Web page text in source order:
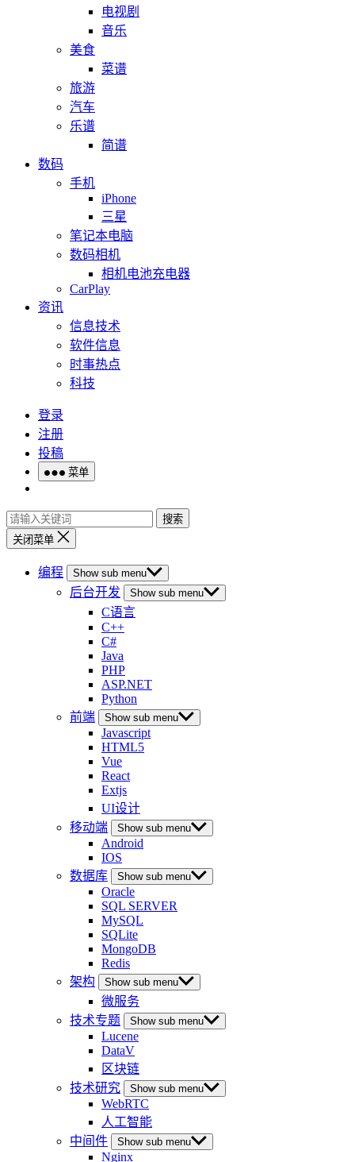
电视剧
音乐
美食
菜谱
旅游
汽车
乐谱
简谱
数码
手机
iPhone
三星
笔记本电脑
数码相机
相机电池充电器
CarPlay
资讯
信息技术
软件信息
时事热点
科技
登录
注册
投稿
菜单
搜索
关闭菜单
编程 Show sub menu
后台开发 Show sub menu
C语言
C++
C#
Java
PHP
ASP.NET
Python
前端
Show sub menu
Javascript
HTML5
Vue
React
Extjs
UI设计
移动端
Show sub menu
Android
IOS
数据库
Show sub menu
Oracle
SQL SERVER
MySQL
SQLite
MongoDB
Redis
架构
Show sub menu
微服务
技术专题
Show sub menu
Lucene
DataV
区块链
技术研究
Show sub menu
WebRTC
人工智能
中间件
Show sub menu
Nginx